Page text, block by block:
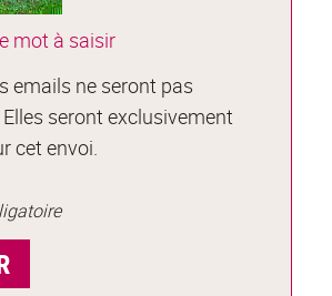
mot à saisir
emails ne seront pas
seront exclusivement
cet envoi.